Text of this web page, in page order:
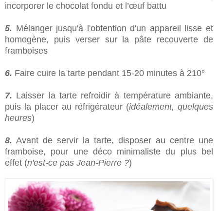
incorporer le chocolat fondu et l’œuf battu
5. Mélanger jusqu'à l'obtention d'un appareil lisse et
homogène, puis verser sur la pâte recouverte de
framboises
6. Faire cuire la tarte pendant 15-20 minutes à 210°
7. Laisser la tarte refroidir à température ambiante,
puis la placer au réfrigérateur (idéalement, quelques
heures)
8. Avant de servir la tarte, disposer au centre une
framboise, pour une déco minimaliste du plus bel
effet (n'est-ce pas Jean-Pierre ?)